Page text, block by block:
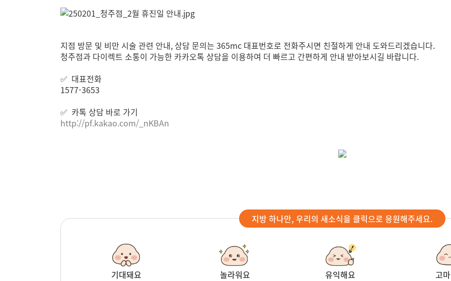
지점 방문 및 비만 시술 관련 안내, 상담 문의는 365mc 대표번호로 전화주시면 친절하게 안내 도와드리겠습니다.
청주점과 다이렉트 소통이 가능한 카카오톡 상담을 이용하여 더 빠르고 간편하게 안내 받아보시길 바랍니다.
✅ 대표전화
1577-3653
✅ 카톡 상담 바로 가기
http://pf.kakao.com/_nKBAn
지방 하나만, 우리의 새소식을 클릭으로 응원해주세요.
기대돼요
놀라워요
유익해요
고